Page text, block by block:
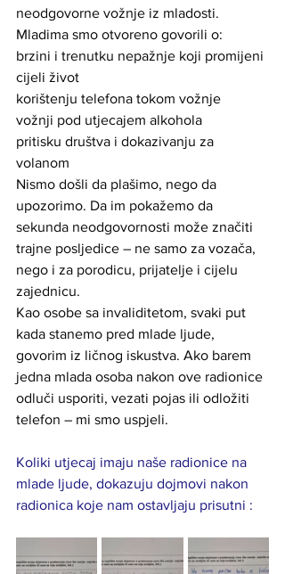
neodgovorne vožnje iz mladosti.
Mladima smo otvoreno govorili o:
brzini i trenutku nepažnje koji promijeni
cijeli život
korištenju telefona tokom vožnje
vožnji pod utjecajem alkohola
pritisku društva i dokazivanju za
volanom
Nismo došli da plašimo, nego da
upozorimo. Da im pokažemo da
sekunda neodgovornosti može značiti
trajne posljedice – ne samo za vozača,
nego i za porodicu, prijatelje i cijelu
zajednicu.
Kao osobe sa invaliditetom, svaki put
kada stanemo pred mlade ljude,
govorim iz ličnog iskustva. Ako barem
jedna mlada osoba nakon ove radionice
odluči usporiti, vezati pojas ili odložiti
telefon – mi smo uspjeli.
Koliki utjecaj imaju naše radionice na
mlade ljude, dokazuju dojmovi nakon
radionica koje nam ostavljaju prisutni :